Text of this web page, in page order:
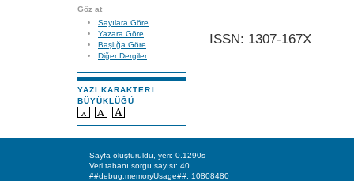
Göz at
Sayılara Göre
Yazara Göre
Başlığa Göre
Diğer Dergiler
YAZI KARAKTERI
BÜYÜKLÜĞÜ
ISSN: 1307-167X
Sayfa oluşturuldu, yeri: 0.1290s
Veri tabanı sorgu sayısı: 40
##debug.memoryUsage##: 10808480